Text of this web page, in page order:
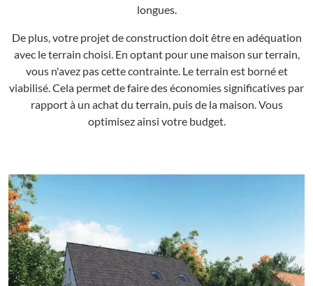
longues.
De plus, votre projet de construction doit être en adéquation
avec le terrain choisi. En optant pour une maison sur terrain,
vous n'avez pas cette contrainte. Le terrain est borné et
viabilisé. Cela permet de faire des économies significatives par
rapport à un achat du terrain, puis de la maison. Vous
optimisez ainsi votre budget.